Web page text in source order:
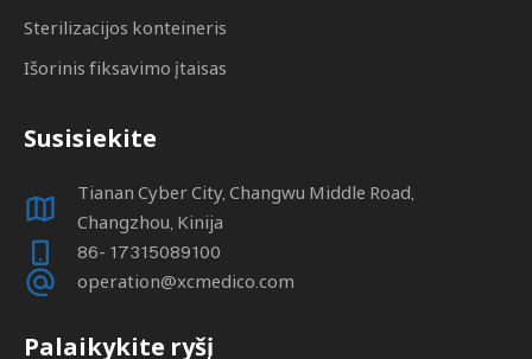
Sterilizacijos konteineris
Išorinis fiksavimo įtaisas
Susisiekite
Tianan Cyber ​​City, Changwu Middle Road,
Changzhou, Kinija
86- 17315089100
operation@xcmedico.com
Palaikykite ryšį